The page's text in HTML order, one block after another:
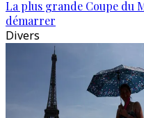
La plus grande Coupe du
démarrer
Divers